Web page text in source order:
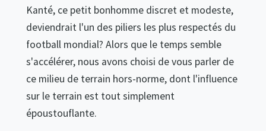
Kanté, ce petit bonhomme discret et modeste,
deviendrait l'un des piliers les plus respectés du
football mondial? Alors que le temps semble
s'accélérer, nous avons choisi de vous parler de
ce milieu de terrain hors-norme, dont l'influence
sur le terrain est tout simplement
époustouflante.